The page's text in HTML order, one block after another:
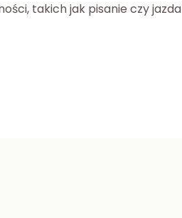
takich jak pisanie czy jazda